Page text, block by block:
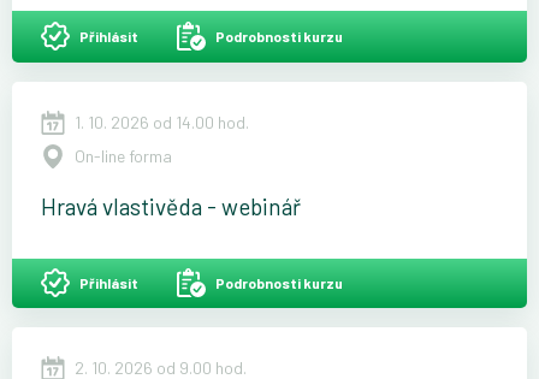
Přihlásit Podrobnosti kurzu
1. 10. 2026 od 14.00 hod.
On-line forma
Hravá vlastivěda - webinář
Přihlásit Podrobnosti kurzu
2. 10. 2026 od 9.00 hod.